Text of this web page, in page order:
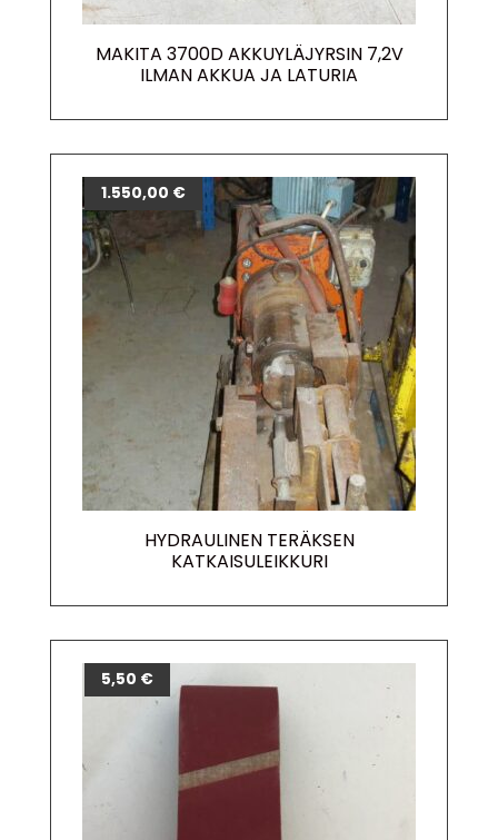
MAKITA 3700D AKKUYLÄJYRSIN 7,2V
ILMAN AKKUA JA LATURIA
HYDRAULINEN TERÄKSEN
KATKAISULEIKKURI
1.550,00 €
5,50 €